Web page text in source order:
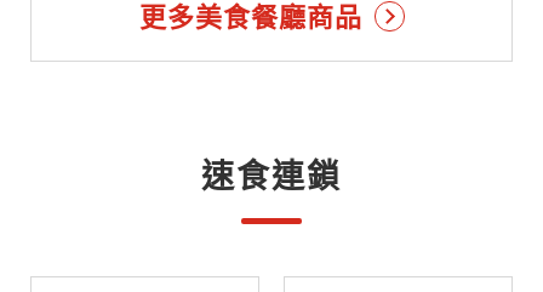
更多美食餐廳商品
速食連鎖